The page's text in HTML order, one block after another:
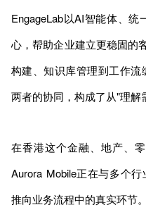
EngageLab以AI智能体、
心，帮助企业建立更稳固的
构建、知识库管理到工作流
两者的协同，构成了从"理解
在香港这个金融、地产、
Aurora Mobile正在与多个
推向业务流程中的真实环节。